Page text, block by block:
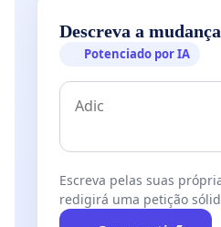
Descreva a
Potenciado por IA
Escreva pelas suas
redigirá uma petição